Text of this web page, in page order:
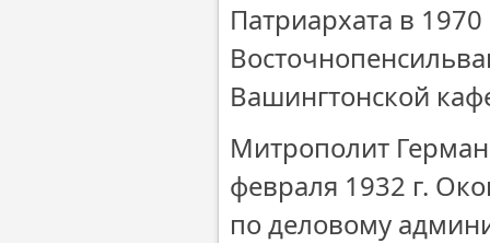
Патриархата в
Вашингтонской
Митрополит
февраля 1932 г.
по деловому